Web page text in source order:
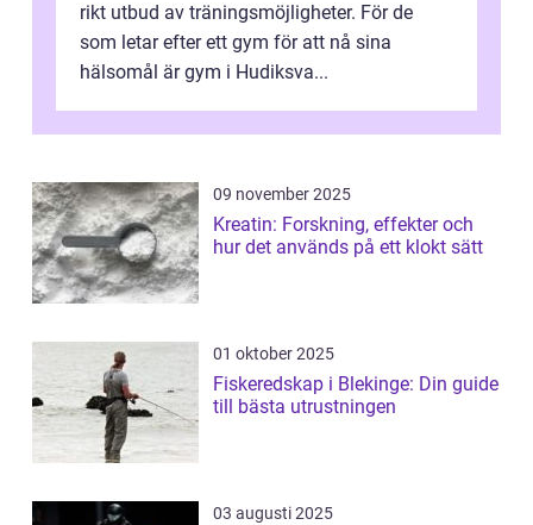
rikt utbud av träningsmöjligheter. För de
som letar efter ett gym för att nå sina
hälsomål är gym i Hudiksva...
09 november 2025
Kreatin: Forskning, effekter och
hur det används på ett klokt sätt
01 oktober 2025
Fiskeredskap i Blekinge: Din guide
till bästa utrustningen
03 augusti 2025